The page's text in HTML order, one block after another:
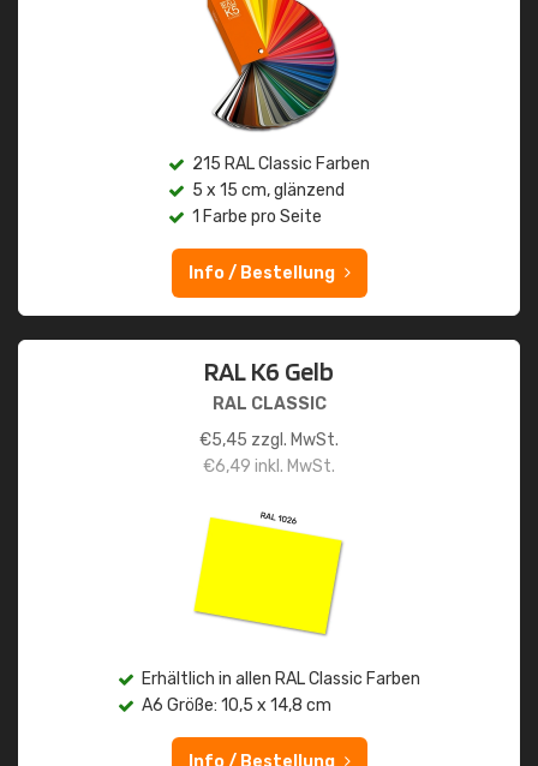
215 RAL Classic Farben
5 x 15 cm, glänzend
1 Farbe pro Seite
Info / Bestellung
RAL K6 Gelb
RAL CLASSIC
€5,45 zzgl. MwSt.
€6,49 inkl. MwSt.
Erhältlich in allen RAL Classic Farben
A6 Größe: 10,5 x 14,8 cm
Info / Bestellung